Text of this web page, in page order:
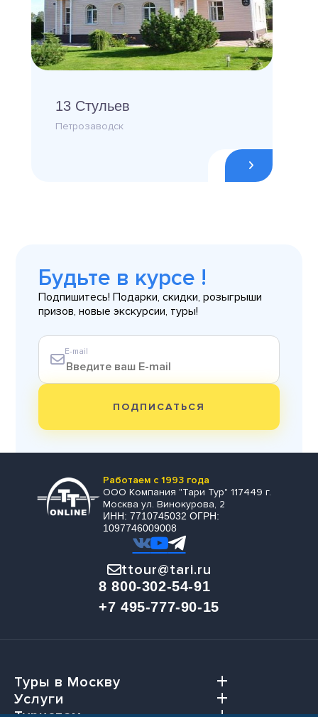
13 Стульев
Петрозаводск
Будьте в курсе !
Подпишитесь! Подарки, скидки, розыгрыши
призов, новые экскурсии, туры!
E-mail
ПОДПИСАТЬСЯ
Работаем с 1993 года
ООО Компания "Тари Тур" 117449 г.
Москва ул. Винокурова, 2
ИНН: 7710745032 ОГРН:
1097746009008
ttour@tari.ru
8 800-302-54-91
+7 495-777-90-15
Туры в Москву
Услуги